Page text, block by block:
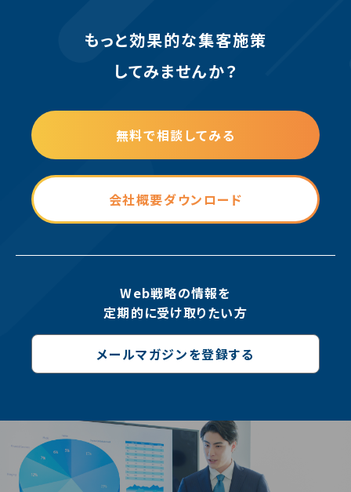
もっと効果的な集客施策
してみませんか？
無料で相談してみる
会社概要ダウンロード
Web戦略の情報を
定期的に受け取りたい方
メールマガジンを登録する